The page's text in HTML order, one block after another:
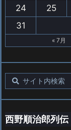
24
25
31
« 7月
西野順治郎列伝